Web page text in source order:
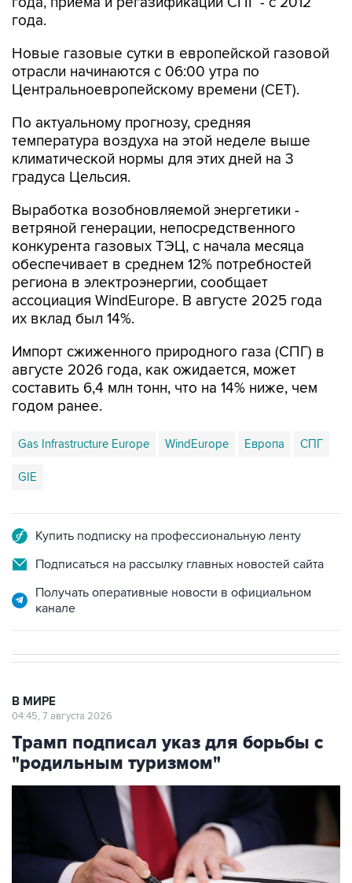
года.
Новые газовые сутки в европейской газовой
отрасли начинаются c 06:00 утра по
Центральноевропейскому времени (CET).
По актуальному прогнозу, средняя
температура воздуха на этой неделе выше
климатической нормы для этих дней на 3
градуса Цельсия.
Выработка возобновляемой энергетики -
ветряной генерации, непосредственного
конкурента газовых ТЭЦ, с начала месяца
обеспечивает в среднем 12% потребностей
региона в электроэнергии, сообщает
ассоциация WindEurope. В августе 2025 года
их вклад был 14%.
Импорт сжиженного природного газа (СПГ) в
августе 2026 года, как ожидается, может
составить 6,4 млн тонн, что на 14% ниже, чем
годом ранее.
Gas Infrastructure Europe WindEurope Европа СПГ
GIE
Купить подписку на профессиональную ленту
Подписаться на рассылку главных новостей сайта
Получать оперативные новости в официальном
канале
В МИРЕ
04:45, 7 августа 2026
Трамп подписал указ для борьбы с
"родильным туризмом"